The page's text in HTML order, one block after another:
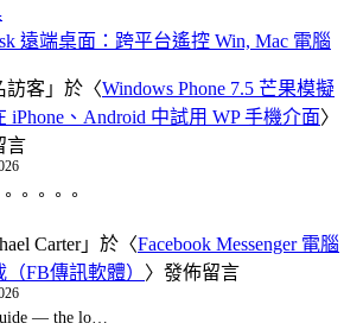
遠端桌面：跨平台遙控 Win, Mac 電腦
訪客 」於〈Windows Phone 7.5 芒果模擬
iPhone、Android 中試用 WP 手機介面〉
言
。。。。
Carter」於〈Facebook Messenger 電腦
（FB傳訊軟體） 〉發佈留言
— the lo…